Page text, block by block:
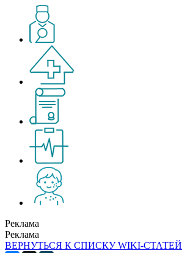
Реклама
Реклама
ВЕРНУТЬСЯ К СПИСКУ WIKI-СТАТЕЙ